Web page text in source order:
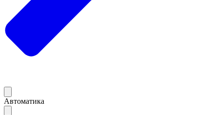
Автоматика